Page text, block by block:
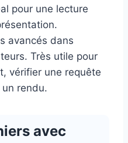
pour une lecture
avancés dans
Très utile pour
vérifier une requête
rendu.
avec